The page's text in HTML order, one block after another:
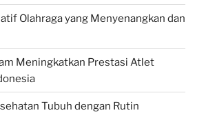
Olahraga yang Menyenangkan dan
Meningkatkan Prestasi Atlet
Tubuh dengan Rutin